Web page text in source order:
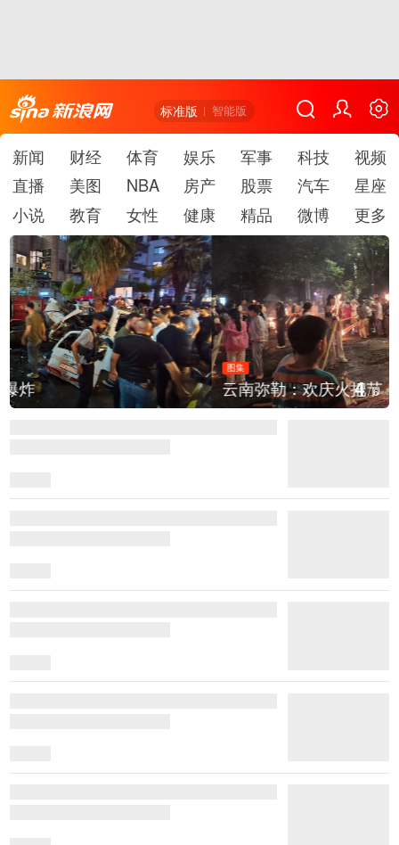
标准版 智能版
新闻 财经 体育 娱乐 军事 科技
视频
直播
美图 NBA 房产 股票 汽车
星座
小说
教育 女性 健康 精品 微博 更多
图集
云南弥勒：欢庆火把节 4/6